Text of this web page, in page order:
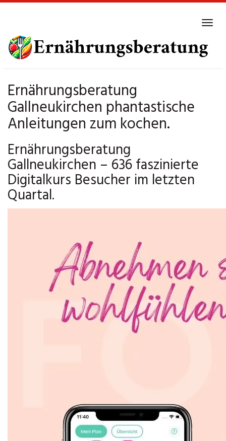
main
content
Ernährungsberatung
Gallneukirchen phantastische
Anleitungen zum kochen.
Ernährungsberatung
Gallneukirchen – 636 faszinierte
Digitalkurs Besucher im letzten
Quartal.